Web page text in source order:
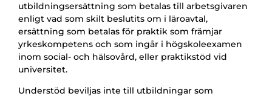
utbildningsersättning som betalas till arbetsgivaren
enligt vad som skilt beslutits om i läroavtal,
ersättning som betalas för praktik som främjar
yrkeskompetens och som ingår i högskoleexamen
inom social- och hälsovård, eller praktikstöd vid
universitet.
Understöd beviljas inte till utbildningar som